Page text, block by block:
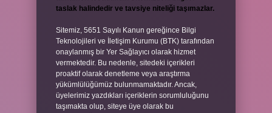
taslak halindedir ve tavsiye niteliği taşımazlar.
Sitemiz, 5651 Sayılı Kanun gereğince Bilgi
Teknolojileri ve İletişim Kurumu (BTK) tarafından
onaylanmış bir Yer Sağlayıcı olarak hizmet
vermektedir. Bu nedenle, sitedeki içerikleri
proaktif olarak denetleme veya araştırma
yükümlülüğümüz bulunmamaktadır. Ancak,
üyelerimiz yazdıkları içeriklerin sorumluluğunu
taşımakta olup, siteye üye olarak bu